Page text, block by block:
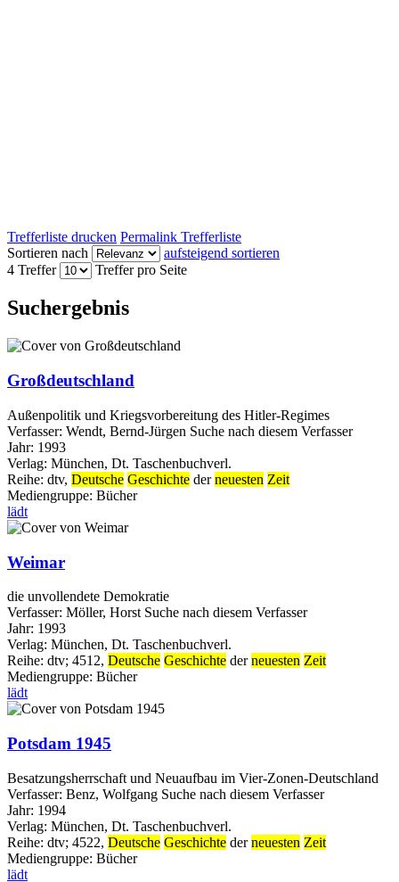
Trefferliste drucken Permalink Trefferliste
Sortieren nach
aufsteigend sortieren
4 Treffer
Treffer pro Seite
Suchergebnis
Großdeutschland
Außenpolitik und Kriegsvorbereitung des Hitler-Regimes
Verfasser: Wendt, Bernd-Jürgen Suche nach diesem Verfasser
Jahr: 1993
Verlag: München, Dt. Taschenbuchverl.
Reihe: dtv, Deutsche Geschichte derneuesten Zeit
Mediengruppe: Bücher
lädt
Weimar
die unvollendete Demokratie
Verfasser: Möller, Horst Suche nach diesem Verfasser
Jahr: 1993
Verlag: München, Dt. Taschenbuchverl.
Reihe: dtv; 4512, Deutsche Geschichte derneuesten Zeit
Mediengruppe: Bücher
lädt
Potsdam 1945
Besatzungsherrschaft und Neuaufbau im Vier-Zonen-Deutschland
Verfasser: Benz, Wolfgang Suche nach diesem Verfasser
Jahr: 1994
Verlag: München, Dt. Taschenbuchverl.
Reihe: dtv; 4522, Deutsche Geschichte derneuesten Zeit
Mediengruppe: Bücher
lädt